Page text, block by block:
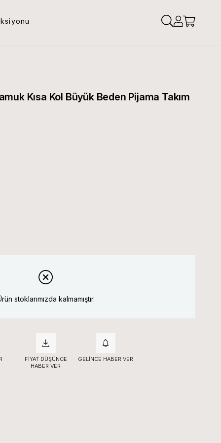
Kısa Kol Büyük Beden Pijama Takım
stoklarımızda kalmamıştır.
FIYAT DÜŞÜNCE
HABER VER
GELINCE HABER VER